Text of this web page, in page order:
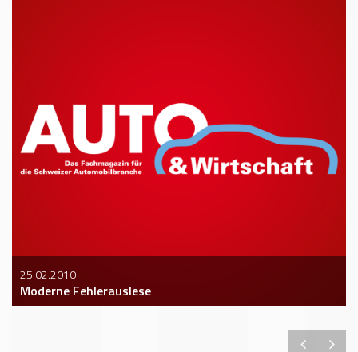
25.02.2010
Moderne Fehlerauslese